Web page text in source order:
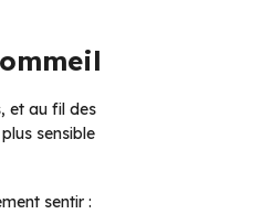
et au fil des
sensible
sentir :